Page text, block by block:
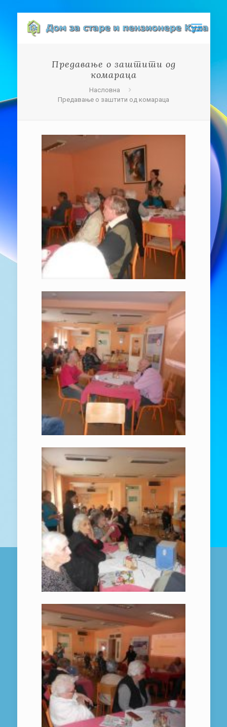
Предавање о заштити од
комараца
Насловна
Предавање о заштити од комараца